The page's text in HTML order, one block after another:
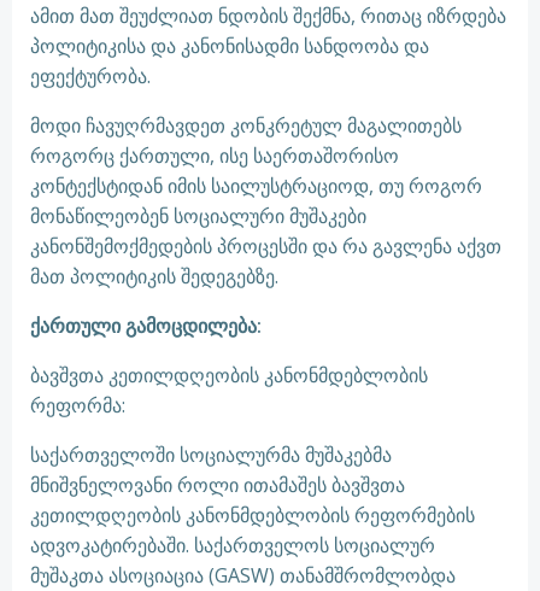
ამით მათ შეუძლიათ ნდობის შექმნა, რითაც იზრდება
პოლიტიკისა და კანონისადმი სანდოობა და
ეფექტურობა.
მოდი ჩავუღრმავდეთ კონკრეტულ მაგალითებს
როგორც ქართული, ისე საერთაშორისო
კონტექსტიდან იმის საილუსტრაციოდ, თუ როგორ
მონაწილეობენ სოციალური მუშაკები
კანონშემოქმედების პროცესში და რა გავლენა აქვთ
მათ პოლიტიკის შედეგებზე.
ქართული გამოცდილება:
ბავშვთა კეთილდღეობის კანონმდებლობის
რეფორმა:
საქართველოში სოციალურმა მუშაკებმა
მნიშვნელოვანი როლი ითამაშეს ბავშვთა
კეთილდღეობის კანონმდებლობის რეფორმების
ადვოკატირებაში. საქართველოს სოციალურ
მუშაკთა ასოციაცია (GASW) თანამშრომლობდა